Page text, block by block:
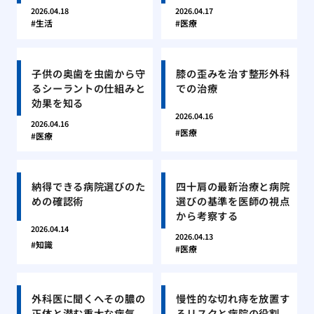
2026.04.18
生活
2026.04.17
医療
子供の奥歯を虫歯から守
るシーラントの仕組みと
効果を知る
2026.04.16
医療
膝の歪みを治す整形外科
での治療
2026.04.16
医療
納得できる病院選びのた
めの確認術
2026.04.14
知識
四十肩の最新治療と病院
選びの基準を医師の視点
から考察する
2026.04.13
医療
外科医に聞くへその膿の
慢性的な切れ痔を放置す